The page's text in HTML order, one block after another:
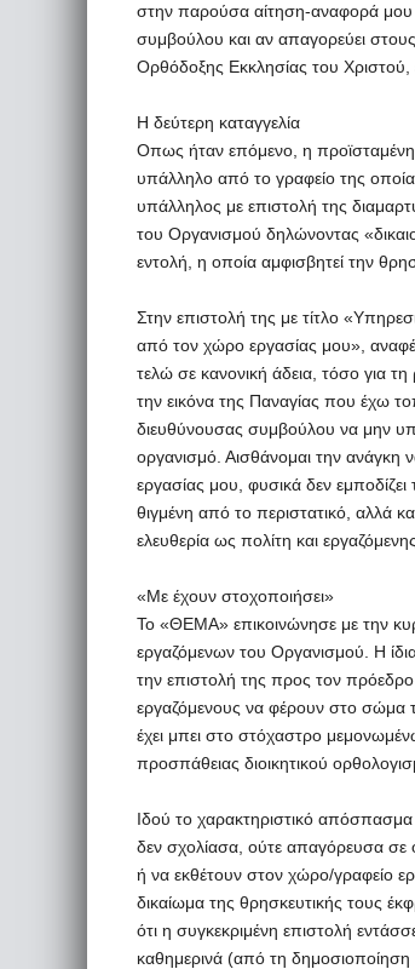
στην παρούσα αίτηση-αναφορά μου
συμβούλου και αν απαγορεύει
Ορθόδοξης Εκκλησίας του Χριστού,
Η δεύτερη καταγγελία
Οπως ήταν επόμενο, η προϊσταμένη
υπάλληλο από το γραφείο της
υπάλληλος με επιστολή της
του Οργανισμού δηλώνοντας
εντολή, η οποία αμφισβητεί την
Στην επιστολή της με τίτλο
από τον χώρο εργασίας μου»,
τελώ σε κανονική άδεια, τόσο για
την εικόνα της Παναγίας που έχω
διευθύνουσας συμβούλου να μην
οργανισμό. Αισθάνομαι την ανάγκη
εργασίας μου, φυσικά δεν
θιγμένη από το περιστατικό, αλλά
ελευθερία ως πολίτη και
«Με έχουν στοχοποιήσει»
Το «ΘΕΜΑ» επικοινώνησε με την
εργαζόμενων του Οργανισμού. Η
την επιστολή της προς τον
εργαζόμενους να φέρουν στο σώμα
έχει μπει στο στόχαστρο
προσπάθειας διοικητικού
Ιδού το χαρακτηριστικό
δεν σχολίασα, ούτε απαγόρευσα
ή να εκθέτουν στον χώρο/γραφείο
δικαίωμα της θρησκευτικής τους
ότι η συγκεκριμένη επιστολή
καθημερινά (από τη δημοσιοποίηση